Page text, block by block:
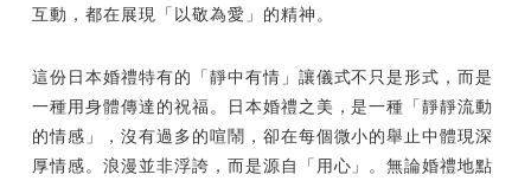
互動，都在展現「以敬為愛」的精神。
這份日本婚禮特有的「靜中有情」讓儀式不只是形式，而是
一種用身體傳達的祝福。日本婚禮之美，是一種「靜靜流動
的情感」，沒有過多的喧鬧，卻在每個微小的舉止中體現深
厚情感。浪漫並非浮誇，而是源自「用心」。無論婚禮地點